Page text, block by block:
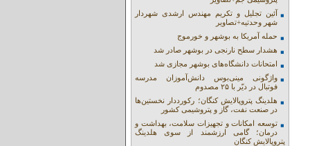
آئین تجلیل و تکریم مهندس ارشدی شهردار
شهر وحدتیه+تصاویر
حمله آمریکا به بوشهر و خورموج
هشدار سطح نارنجی در بوشهر صادر شد
امتحانات دانشگاه‌های بوشهر مجازی شد
واژگونی مینی‌بوس دانش‌آموزان مدرسه
فوتبال در دیّر با ۲۵ مصدوم
هلدینگ پتروپالایش کنگان؛ رکورددار نخستین‌ها
در صنعت نفت، گاز و پتروشیمی کشور
توسعه امکانات و تجهیزات سلامت، بهداشت و
درمان؛ گامی ارزشمند از سوی هلدینگ
پتروپالایش کنگان